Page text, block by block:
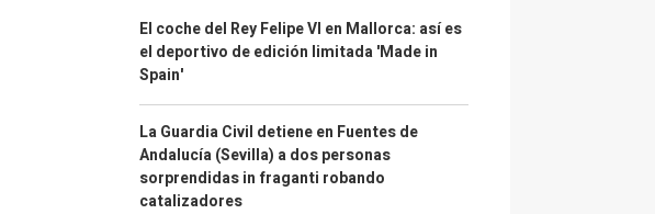
El coche del Rey Felipe VI en Mallorca: así es
el deportivo de edición limitada 'Made in
Spain'
La Guardia Civil detiene en Fuentes de
Andalucía (Sevilla) a dos personas
sorprendidas in fraganti robando
catalizadores